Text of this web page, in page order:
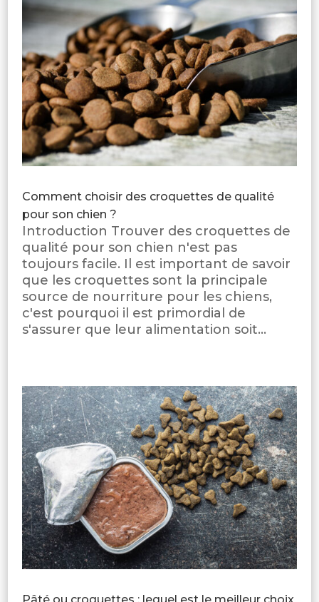
Comment choisir des croquettes de qualité
pour son chien ?
Introduction Trouver des croquettes de
qualité pour son chien n'est pas
toujours facile. Il est important de savoir
que les croquettes sont la principale
source de nourriture pour les chiens,
c'est pourquoi il est primordial de
s'assurer que leur alimentation soit...